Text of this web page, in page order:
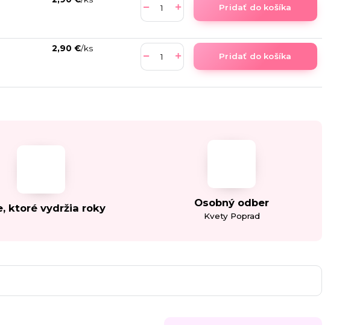
Pridať do košíka
2,90 €/ks
Pridať do košíka
ktoré vydržia roky Osobný odber
Kvety Poprad